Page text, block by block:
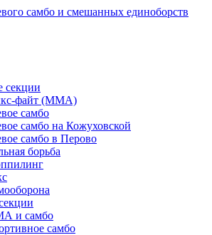
самбо и смешанных единоборств
секции
файт (MMA)
самбо
самбо на Кожуховской
самбо в Перово
борьба
и самбо
самбо